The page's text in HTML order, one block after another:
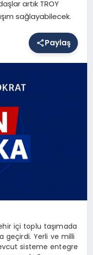
artık TROY
sağlayabilecek.
Paylaş
içi toplu taşımada
geçirdi. Yerli ve milli
sisteme entegre